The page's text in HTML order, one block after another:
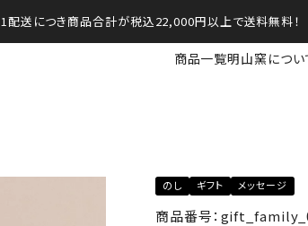
1配送につき商品合計が税込22,000円以上で送料無料！
商品一覧明山窯につい
のし ギフト メッセージ
商品番号：